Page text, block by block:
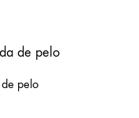
pelo